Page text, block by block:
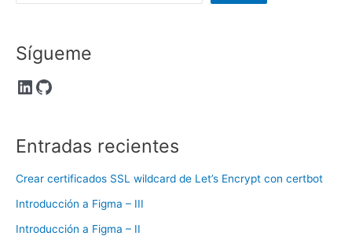
Sígueme
LinkedIn GitHub
Entradas recientes
Crear certificados SSL wildcard de Let’s Encrypt con certbot
Introducción a Figma – III
Introducción a Figma – II